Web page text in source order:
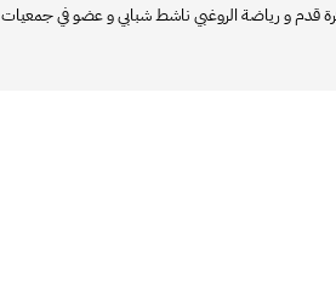
قدم و رياضة الروغبي ناشط شبابي و عضو في جمعيات